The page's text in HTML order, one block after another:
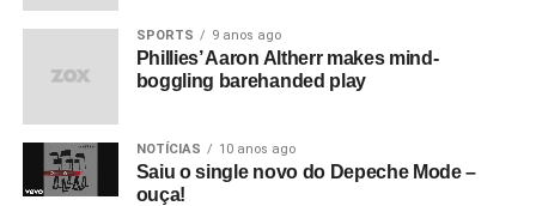
SPORTS 9 anos ago
Phillies’ Aaron Altherr makes mind-
boggling barehanded play
NOTÍCIAS 10 anos ago
Saiu o single novo do Depeche Mode –
ouça!